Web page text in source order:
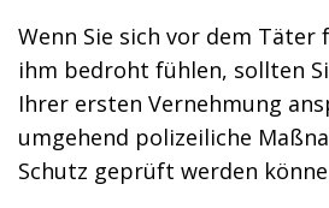
Wenn Sie sich vor dem
ihm bedroht fühlen, sollten
Ihrer ersten Vernehmung
umgehend polizeiliche
Schutz geprüft werden